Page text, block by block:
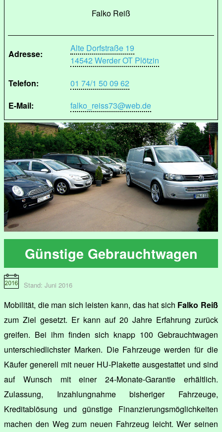
Falko Reiß
Adresse:
Alte Dorfstraße 19
14542 Werder OT Plötzin
Telefon:
01 74/1 50 09 62
E-Mail:
falko_reiss73@web.de
Günstige Gebrauchtwagen
Stand: Juni 2016
Mobilität, die man sich leisten kann, das hat sich Falko Reiß
zum Ziel gesetzt. Er kann auf 20 Jahre Erfahrung zurück
greifen. Bei ihm finden sich knapp 100 Gebrauchtwagen
unterschiedlichster Marken. Die Fahrzeuge werden für die
Käufer generell mit neuer HU-Plakette ausgestattet und sind
auf Wunsch mit einer 24-Monate-Garantie erhältlich.
Zulassung, Inzahlungnahme bisheriger Fahrzeuge,
Kreditablösung und günstige Finanzierungsmöglichkeiten
machen den Weg zum neuen Fahrzeug leicht. Wer seinen